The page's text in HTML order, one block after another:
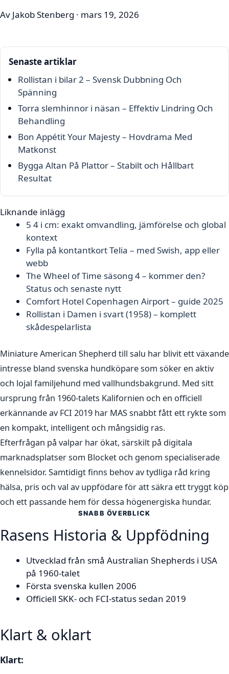
Av Jakob Stenberg · mars 19, 2026
Senaste artiklar
Rollistan i bilar 2 – Svensk Dubbning Och
Spänning
Torra slemhinnor i näsan – Effektiv Lindring Och
Behandling
Bon Appétit Your Majesty – Hovdrama Med
Matkonst
Bygga Altan På Plattor – Stabilt och Hållbart
Resultat
Liknande inlägg
5 4 i cm: exakt omvandling, jämförelse och global
kontext
Fylla på kontantkort Telia – med Swish, app eller
webb
The Wheel of Time säsong 4 – kommer den?
Status och senaste nytt
Comfort Hotel Copenhagen Airport – guide 2025
Rollistan i Damen i svart (1958) – komplett
skådespelarlista
Miniature American Shepherd till salu har blivit ett växande
intresse bland svenska hundköpare som söker en aktiv
och lojal familjehund med vallhundsbakgrund. Med sitt
ursprung från 1960-talets Kalifornien och en officiell
erkännande av FCI 2019 har MAS snabbt fått ett rykte som
en kompakt, intelligent och mångsidig ras.
Efterfrågan på valpar har ökat, särskilt på digitala
marknadsplatser som Blocket och genom specialiserade
kennelsidor. Samtidigt finns behov av tydliga råd kring
hälsa, pris och val av uppfödare för att säkra ett tryggt köp
och ett passande hem för dessa högenergiska hundar.
SNABB ÖVERBLICK
Rasens Historia & Uppfödning
Utvecklad från små Australian Shepherds i USA
på 1960-talet
Första svenska kullen 2006
Officiell SKK- och FCI-status sedan 2019
Klart & oklart
Klart: